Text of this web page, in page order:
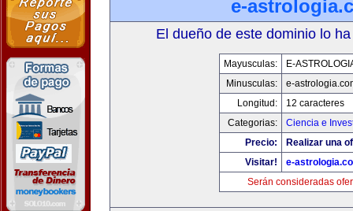
e-
El dueño de este dominio lo
Mayusculas:
E-
Minusculas:
e-
Longitud:
12 caracteres
Categorias:
Ciencia e
Precio:
Realizar una
Visitar!
e-
Serán consideradas